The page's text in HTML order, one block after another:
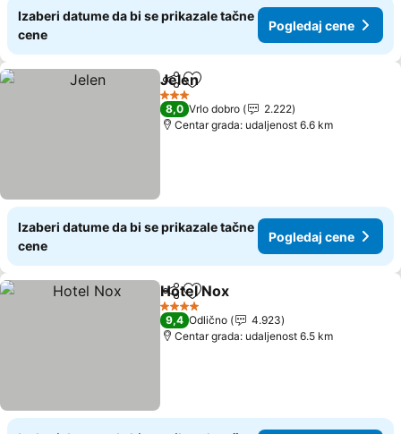
Izaberi datume da bi se prikazale tačne
cene
Pogledaj cene
Deli Dodati u favorite
Jelen
3 Zvezdice
8,0 Vrlo dobro
2.222
Centar grada: udaljenost 6.6 km
Izaberi datume da bi se prikazale tačne
cene
Pogledaj cene
Deli Dodati u favorite
Hotel Nox
4 Zvezdice
9,4 Odlično
4.923
Centar grada: udaljenost 6.5 km